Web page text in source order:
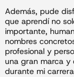
Además, pude
que aprendí no
importante,
nombres
profesional y
una gran marca y
durante mi